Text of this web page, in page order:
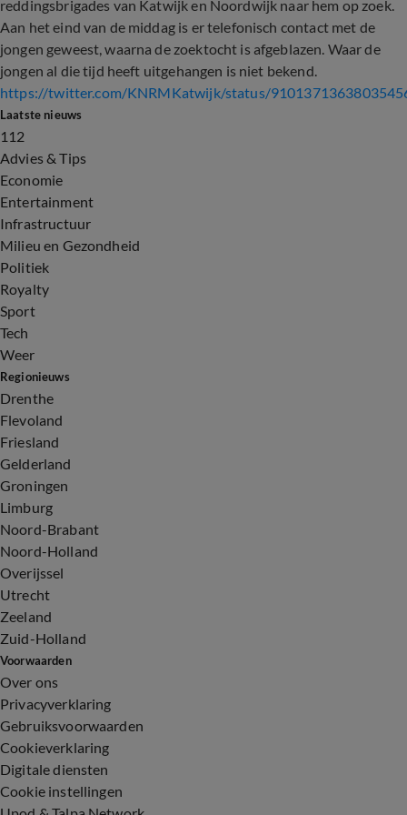
reddingsbrigades van Katwijk en Noordwijk naar hem op zoek.
Aan het eind van de middag is er telefonisch contact met de
jongen geweest, waarna de zoektocht is afgeblazen. Waar de
jongen al die tijd heeft uitgehangen is niet bekend.
https://twitter.com/KNRMKatwijk/status/
Laatste nieuws
112
Advies & Tips
Economie
Entertainment
Infrastructuur
Milieu en Gezondheid
Politiek
Royalty
Sport
Tech
Weer
Regionieuws
Drenthe
Flevoland
Friesland
Gelderland
Groningen
Limburg
Noord-Brabant
Noord-Holland
Overijssel
Utrecht
Zeeland
Zuid-Holland
Voorwaarden
Over ons
Privacyverklaring
Gebruiksvoorwaarden
Cookieverklaring
Digitale diensten
Cookie instellingen